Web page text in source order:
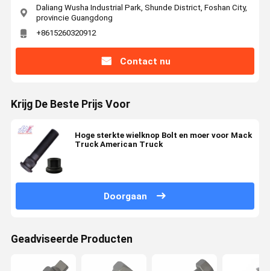
Daliang Wusha Industrial Park, Shunde District, Foshan City,
provincie Guangdong
+8615260320912
Contact nu
Krijg De Beste Prijs Voor
Hoge sterkte wielknop Bolt en moer voor Mack
Truck American Truck
Doorgaan
Geadviseerde Producten